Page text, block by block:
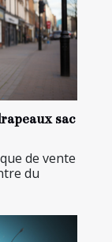
sac
de vente
du